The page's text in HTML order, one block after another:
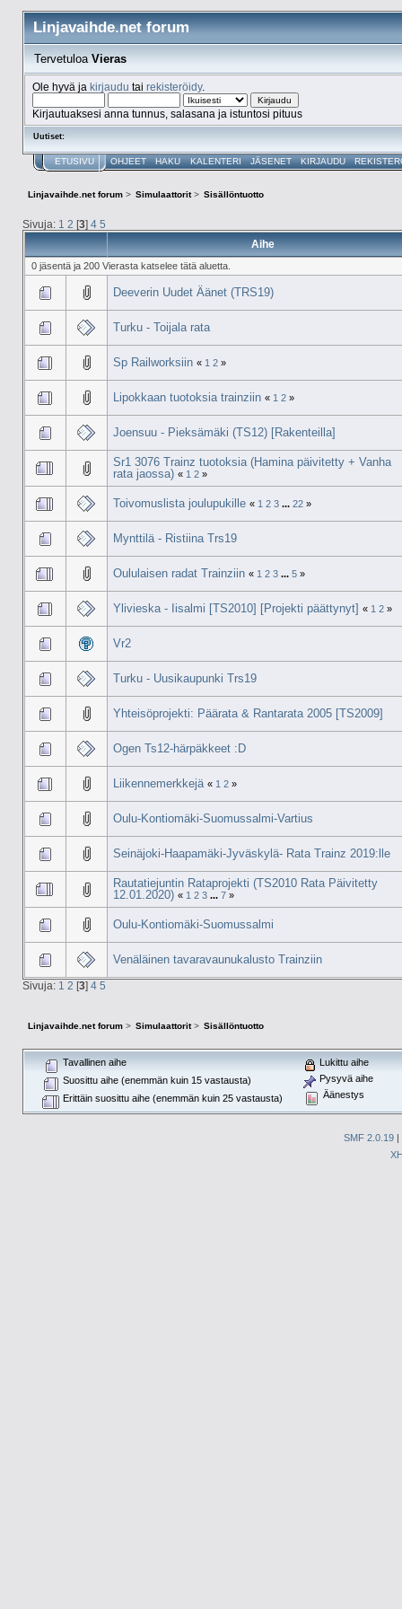
Linjavaihde.net forum
TervetuloaVieras
Ole hyvä ja kirjaudu tai rekisteröidy.
Kirjautuaksesi anna tunnus, salasana ja istuntosi pituus
Uutiset:
ETUSIVU OHJEET HAKU KALENTERI JÄSENET KIRJAUDU
Linjavaihde.net forum> Simulaattorit> Sisällöntuotto
Sivuja: 1 2 [3] 4 5
Aihe
0 jäsentä ja 200 Vierasta katselee tätä aluetta.
Deeverin Uudet Äänet (TRS19)
Turku - Toijala rata
Sp Railworksiin « 1 2»
Lipokkaan tuotoksia trainziin « 1 2»
Joensuu - Pieksämäki (TS12) [Rakenteilla]
Sr1 3076 Trainz tuotoksia (Hamina päivitetty + Vanha
rata jaossa) « 1 2»
Toivomuslista joulupukille « 1 2 3 ... 22»
Mynttilä - Ristiina Trs19
Oululaisen radat Trainziin « 1 2 3 ... 5»
Ylivieska - Iisalmi [TS2010] [Projekti päättynyt] « 1 2»
Vr2
Turku - Uusikaupunki Trs19
Yhteisöprojekti: Päärata & Rantarata 2005 [TS2009]
Ogen Ts12-härpäkkeet :D
Liikennemerkkejä « 1 2»
Oulu-Kontiomäki-Suomussalmi-Vartius
Seinäjoki-Haapamäki-Jyväskylä- Rata Trainz 2019:lle
Rautatiejuntin Rataprojekti (TS2010 Rata Päivitetty
12.01.2020) « 1 2 3 ... 7»
Oulu-Kontiomäki-Suomussalmi
Venäläinen tavaravaunukalusto Trainziin
Sivuja: 1 2 [3] 4 5
Linjavaihde.net forum> Simulaattorit> Sisällöntuotto
Tavallinen aihe
Suosittu aihe (enemmän kuin 15 vastausta)
Erittäin suosittu aihe (enemmän kuin 25 vastausta)
Lukittu aihe
Pysyvä aihe
Äänestys
SMF 2.0.19 |